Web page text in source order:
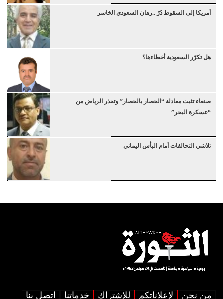
أمريكا إلى السقوط دُرْ ..رهان السعودي الخاسر
هل تكرّر السعودية أخطاءها؟
صنعاء تثبت معادلة “الحصار بالحصار” وتحذر الرياض من
“عسكرة البحر”
تلاشي التحالفات أمام البأس اليماني
من نحن لإعلاناتكم للإشتراك خدماتنا اتصل بنا